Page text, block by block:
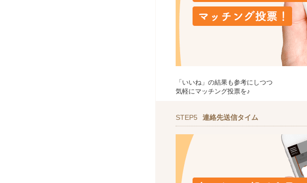
「いいね」の結果も参考にしつつ
気軽にマッチング投票を♪
STEP5 連絡先送信タイム